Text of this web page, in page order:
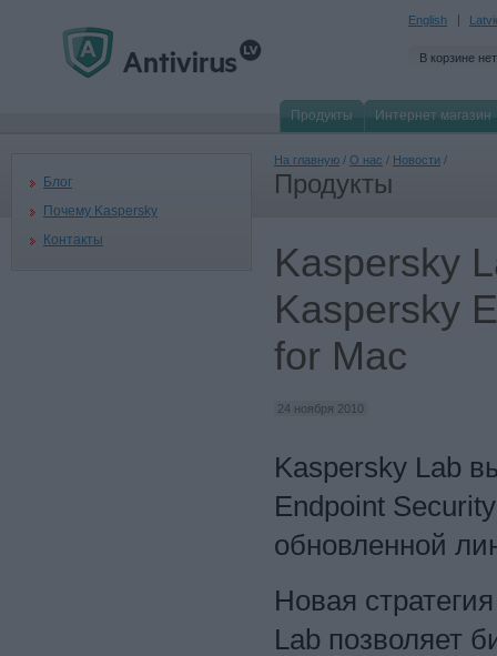
English
В корзине
Продукты Интернет магазин
Блог
Почему Kaspersky
Контакты
На главную / О нас / Новости /
Продукты
Kaspersky
Kaspersky
for Mac
24 ноября 2010
Kaspersky Lab
Endpoint
обновленной
Новая
Lab позволяет